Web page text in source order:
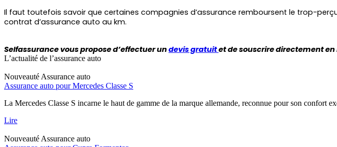
Il faut toutefois savoir que certaines compagnies d’assurance remboursent le trop-
contrat d’assurance auto au km.
Selfassurance vous propose d’effectuer un devis gratuit et de souscrire directement
L’actualité de l’assurance auto
Nouveauté Assurance auto
Assurance auto pour Mercedes Classe S
La Mercedes Classe S incarne le haut de gamme de la marque allemande, reconnue pour son confort
Lire
Nouveauté Assurance auto